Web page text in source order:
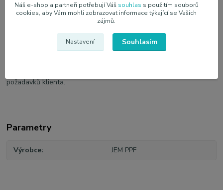
JEM PPF s.r.o.je výhradní dovozce ochranných fólii PPF
vyráběných společnosti JEM. Nabízíme veškerou dokumentaci,
asijského trhu. Z důvodu přímého napojení na výrobce jsme
schopni nabídnou výrobu všech druhů PPF fólii na objednávku dle
požadavků klienta.
Parametry
Výrobce JEM PPF
Náš e-shop a partneři potřebují Váš souhlas s použitím souborů
cookies, aby Vám mohli zobrazovat informace týkající se Vašich
zájmů.
Nastavení Souhlasím